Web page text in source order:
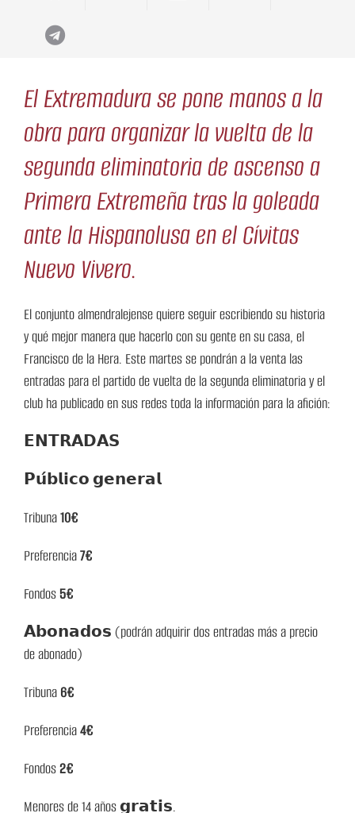
El Extremadura se pone manos a la
obra para organizar la vuelta de la
segunda eliminatoria de ascenso a
Primera Extremeña tras la goleada
ante la Hispanolusa en el Cívitas
Nuevo Vivero.
El conjunto almendralejense quiere seguir escribiendo su historia
y qué mejor manera que hacerlo con su gente en su casa, el
Francisco de la Hera. Este martes se pondrán a la venta las
entradas para el partido de vuelta de la segunda eliminatoria y el
club ha publicado en sus redes toda la información para la afición:
𝗘𝗡𝗧𝗥𝗔𝗗𝗔𝗦
𝗣𝘂́𝗯𝗹𝗶𝗰𝗼 𝗴𝗲𝗻𝗲𝗿𝗮𝗹
Tribuna10€
Preferencia7€
Fondos5€
𝗔𝗯𝗼𝗻𝗮𝗱𝗼𝘀 (podrán adquirir dos entradas más a precio
de abonado)
Tribuna 6€
Preferencia4€
Fondos2€
Menores de 14 años 𝗴𝗿𝗮𝘁𝗶𝘀.